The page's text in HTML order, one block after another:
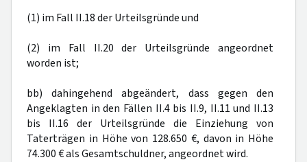
(1) im Fall II.18 der Urteilsgründe und
(2) im Fall II.20 der Urteilsgründe angeordnet
worden ist;
bb) dahingehend abgeändert, dass gegen den
Angeklagten in den Fällen II.4 bis II.9, II.11 und II.13
bis II.16 der Urteilsgründe die Einziehung von
Taterträgen in Höhe von 128.650 €, davon in Höhe
74.300 € als Gesamtschuldner, angeordnet wird.